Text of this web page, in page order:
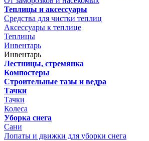
Теплицы и аксессуары
Средства для чистки теплиц
Аксессуары к теплице
Теплицы
Инвентарь
Инвентарь
Лестницы, стремянка
Компостеры
Строительные тазы и ведра
Тачки
Тачки
Колеса
Уборка снега
Сани
Лопаты и движки для уборки снега